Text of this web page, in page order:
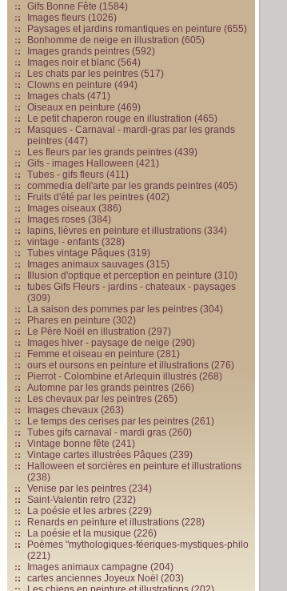
Gifs Bonne Fête (1584)
Images fleurs (1026)
Paysages et jardins romantiques en peinture (655)
Bonhomme de neige en illustration (605)
Images grands peintres (592)
Images noir et blanc (564)
Les chats par les peintres (517)
Clowns en peinture (494)
Images chats (471)
Oiseaux en peinture (469)
Le petit chaperon rouge en illustration (465)
Masques - Carnaval - mardi-gras par les grands
peintres (447)
Les fleurs par les grands peintres (439)
Gifs - images Halloween (421)
Tubes - gifs fleurs (411)
commedia dell'arte par les grands peintres (405)
Fruits d'été par les peintres (402)
Images oiseaux (386)
Images roses (384)
lapins, lièvres en peinture et illustrations (334)
vintage - enfants (328)
Tubes vintage Pâques (319)
Images animaux sauvages (315)
Illusion d'optique et perception en peinture (310)
tubes Gifs Fleurs - jardins - chateaux - paysages
(309)
La saison des pommes par les peintres (304)
Phares en peinture (302)
Le Père Noël en illustration (297)
Images hiver - paysage de neige (290)
Femme et oiseau en peinture (281)
ours et oursons en peinture et illustrations (276)
Pierrot - Colombine et Arlequin illustrés (268)
Automne par les grands peintres (266)
Les chevaux par les peintres (265)
Images chevaux (263)
Le temps des cerises par les peintres (261)
Tubes gifs carnaval - mardi gras (260)
Vintage bonne fête (241)
Vintage cartes illustrées Pâques (239)
Halloween et sorcières en peinture et illustrations
(238)
Venise par les peintres (234)
Saint-Valentin retro (232)
La poésie et les arbres (229)
Renards en peinture et illustrations (228)
La poésie et la musique (226)
Poèmes "mythologiques-féeriques-mystiques-philo
(221)
Images animaux campagne (204)
cartes anciennes Joyeux Noël (203)